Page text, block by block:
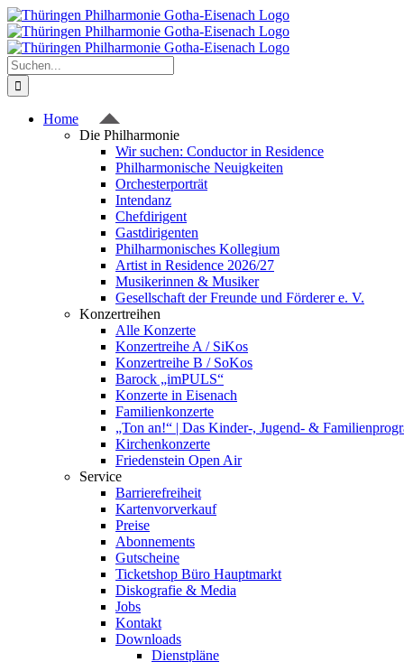
Zum
Inhalt
springen
Suche
nach:
Home
Die Philharmonie
Wir suchen: Conductor in Residence
Philharmonische Neuigkeiten
Orchesterporträt
Intendanz
Chefdirigent
Gastdirigenten
Philharmonisches Kollegium
Artist in Residence 2026/27
Musikerinnen & Musiker
Gesellschaft der Freunde und Förderer e. V.
Konzertreihen
Alle Konzerte
Konzertreihe A / SiKos
Konzertreihe B / SoKos
Barock „imPULS“
Konzerte in Eisenach
Familienkonzerte
„Ton an!“ | Das Kinder-, Jugend- &
Kirchenkonzerte
Friedenstein Open Air
Service
Barrierefreiheit
Kartenvorverkauf
Preise
Abonnements
Gutscheine
Ticketshop Büro Hauptmarkt
Diskografie & Media
Jobs
Kontakt
Downloads
Dienstpläne